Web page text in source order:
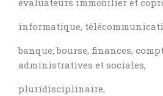
évaluateurs immobilier et
informatique,
banque, bourse, finances,
administratives et sociales,
pluridisciplinaire,